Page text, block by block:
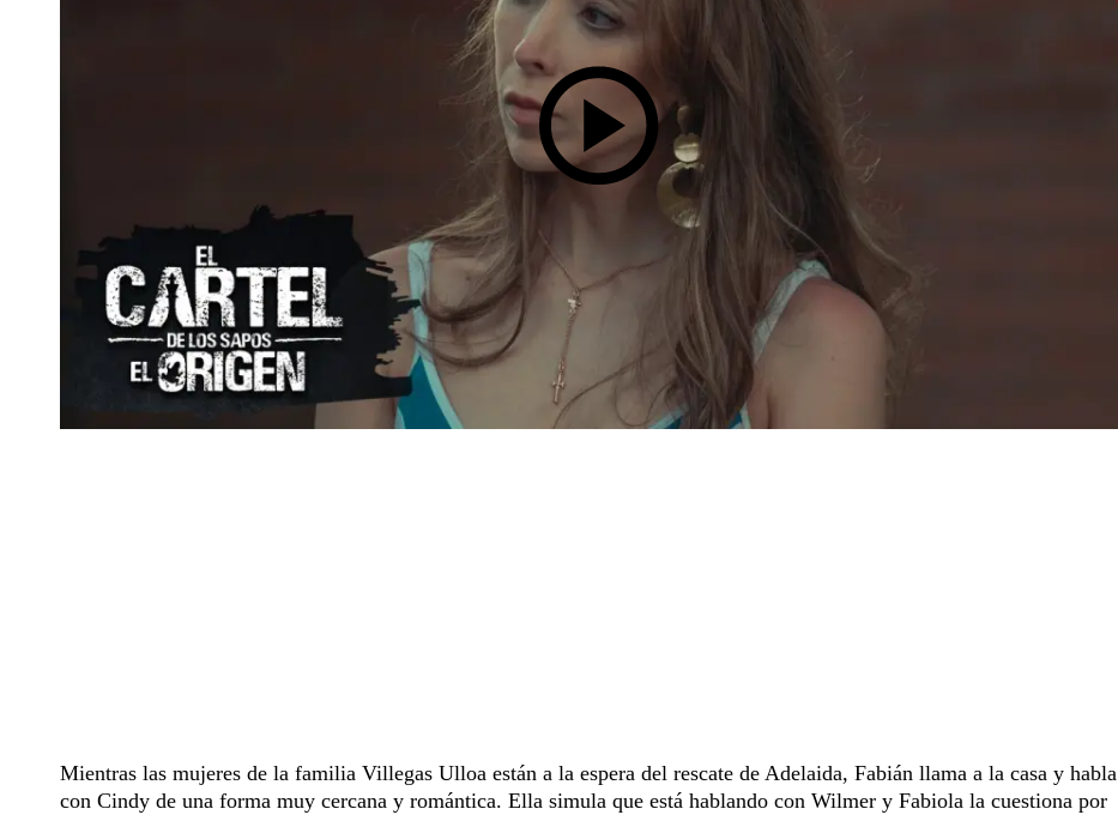
Mientras las mujeres de la familia Villegas Ulloa están a la espera del rescate de Adelaida, Fabián llama a la casa y habla
con Cindy de una forma muy cercana y romántica. Ella simula que está hablando con Wilmer y Fabiola la cuestiona por